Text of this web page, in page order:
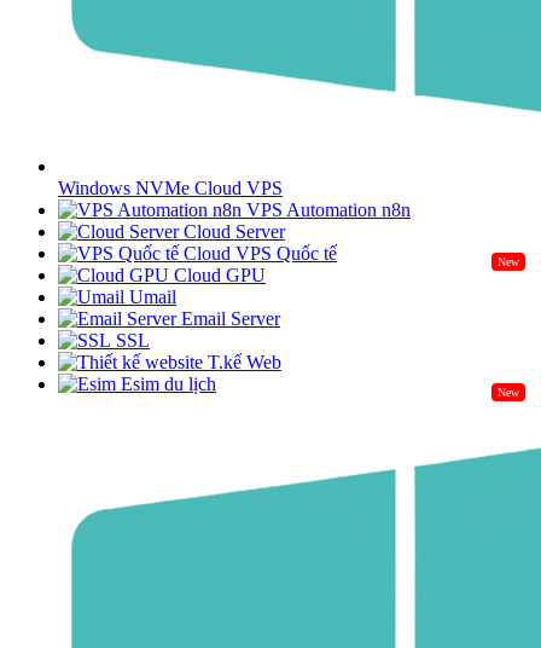
Windows NVMe Cloud VPS
VPS Automation n8n
Cloud Server
Cloud VPS Quốc tế
New
Cloud GPU
Umail
Email Server
SSL
T.kế Web
Esim du lịch
New